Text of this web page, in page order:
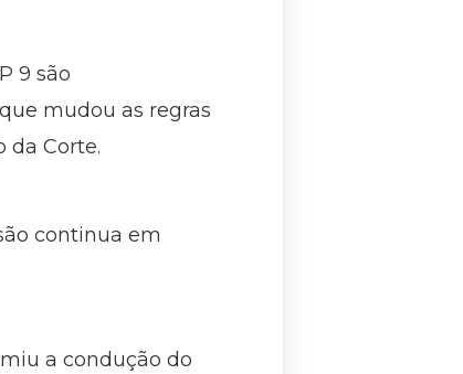
9 são
mudou as regras
da Corte.
continua em
a condução do